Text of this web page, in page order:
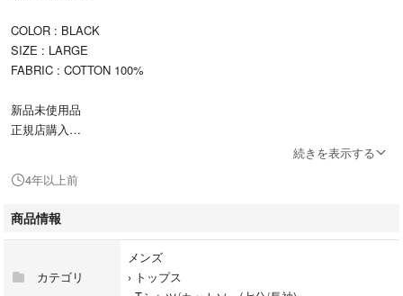
COLOR : BLACK
SIZE : LARGE
FABRIC : COTTON 100%
新品未使用品
正規店購入
続きを表示する
4年以上前
商品情報
カテゴリ
メンズ
› トップス